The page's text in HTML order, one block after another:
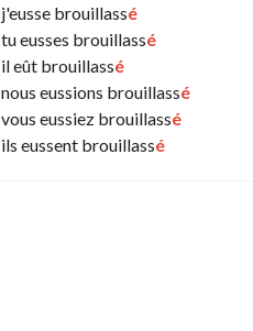
j'eusse brouillassé
tu eusses brouillassé
il eût brouillassé
nous eussions brouillassé
vous eussiez brouillassé
ils eussent brouillassé